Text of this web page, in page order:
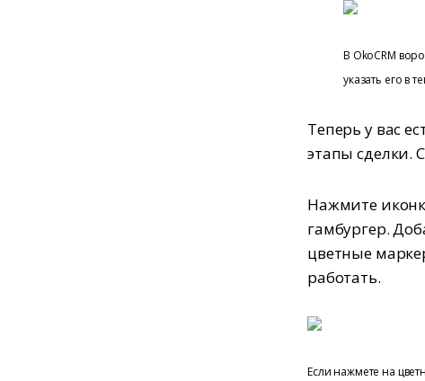
В OkoCRM
указать его в
Теперь у вас
этапы сделки.
Нажмите
гамбургер.
цветные
работать.
Если нажмете на